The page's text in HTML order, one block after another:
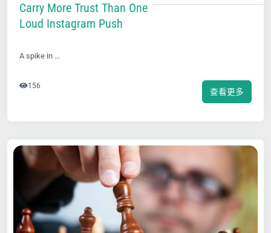
Carry More Trust Than One
Loud Instagram Push
A spike in …
查看更多
156